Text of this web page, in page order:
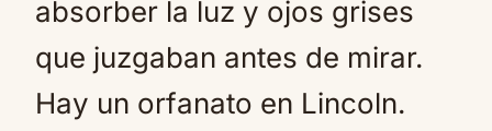
absorber la luz y ojos grises
que juzgaban antes de mirar.
Hay un orfanato en Lincoln.